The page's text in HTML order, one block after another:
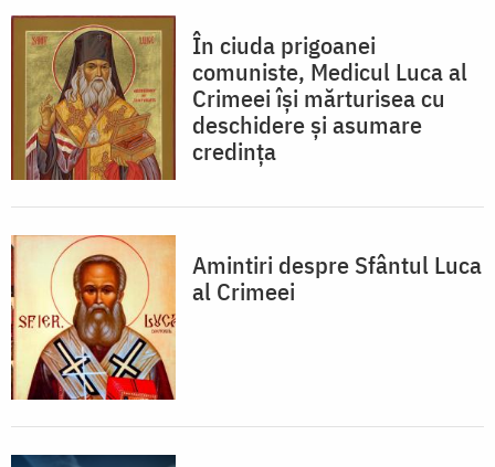
În ciuda prigoanei
comuniste, Medicul Luca al
Crimeei își mărturisea cu
deschidere și asumare
credința
Amintiri despre Sfântul Luca
al Crimeei